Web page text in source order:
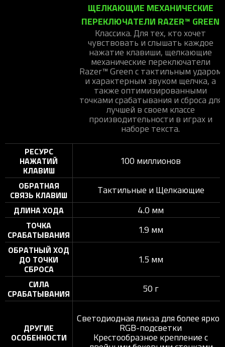
ЩЕЛКАЮЩИЕ МЕХАНИЧЕСКИЕ
ПЕРЕКЛЮЧАТЕЛИ RAZER™ GREEN
Классика. Для тех, кто хочет
чувствовать и слышать каждое
нажатие клавиши, щелкающие
механические переключатели
Razer™ Green с тактильным ударом
и характерным звуком щелчка, а
также оптимизированными
точками срабатывания и сброса для
лучшей в своем классе
производительности в играх и
наборе текста.
РЕСУРС
НАЖАТИЙ
КЛАВИШ
100 миллионов
ОБРАТНАЯ
СВЯЗЬ КЛАВИШ
Тактильные и Щелкающие
ДЛИНА ХОДА 4.0 мм
ТОЧКА
СРАБАТЫВАНИЯ
1.9 мм
ОБРАТНЫЙ ХОД
ДО ТОЧКИ
СБРОСА
1.5 мм
СИЛА
СРАБАТЫВАНИЯ
50 г
ДРУГИЕ
ОСОБЕННОСТИ
Светодиодная линза для более яркой
RGB-подсветки
Крестообразное крепление с